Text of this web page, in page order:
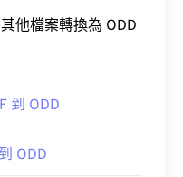
XnView MP
檔案轉換為 ODD
到 ODD
ODD